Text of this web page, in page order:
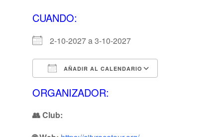
CUANDO:
2-10-2027 a 3-10-2027
AÑADIR AL CALENDARIO
Descargar ICS
ORGANIZADOR:
👥 Club: